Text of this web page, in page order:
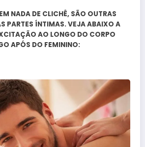
NADA DE CLICHÊ, SÃO OUTRAS
PARTES ÍNTIMAS. VEJA ABAIXO A
AO LONGO DO CORPO
APÓS DO FEMININO: